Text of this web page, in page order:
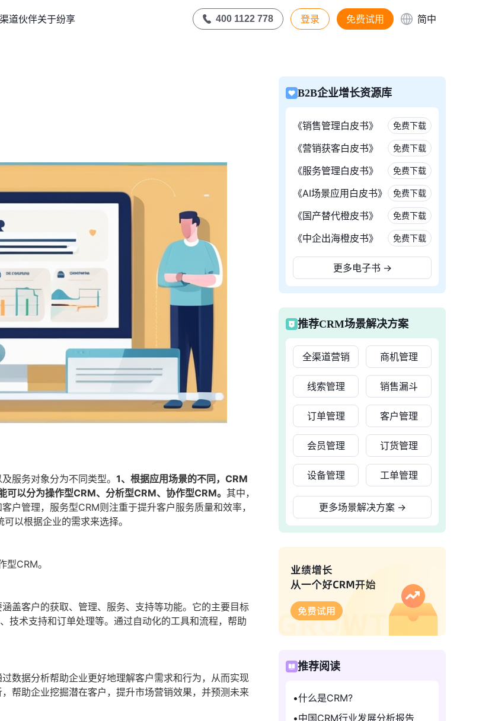
渠道伙伴关于纷享 400 1122 778 登录 免费试用 简中
服务对象分为不同类型。 1、根据应用场景的不同，CRM
以分为操作型CRM、分析型CRM、协作型CRM。 其中，
户管理，服务型CRM则注重于提升客户服务质量和效率，
以根据企业的需求来选择。
CRM。
盖客户的获取、管理、服务、支持等功能。它的主要目标
技术支持和订单处理等。通过自动化的工具和流程，帮助
数据分析帮助企业更好地理解客户需求和行为，从而实现
帮助企业挖掘潜在客户，提升市场营销效果，并预测未来
B2B企业增长资源库
《销售管理白皮书》 免费下载
《营销获客白皮书》 免费下载
《服务管理白皮书》 免费下载
《AI场景应用白皮书》 免费下载
《国产替代橙皮书》 免费下载
《中企出海橙皮书》 免费下载
更多电子书 →
推荐CRM场景解决方案
全渠道营销 商机管理
线索管理 销售漏斗
订单管理 客户管理
会员管理 订货管理
设备管理 工单管理
更多场景解决方案 →
推荐阅读
什么是CRM?
中国CRM行业发展分析报告